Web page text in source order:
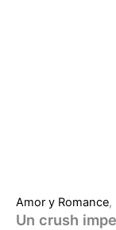
Amor y Romance,
Un crush